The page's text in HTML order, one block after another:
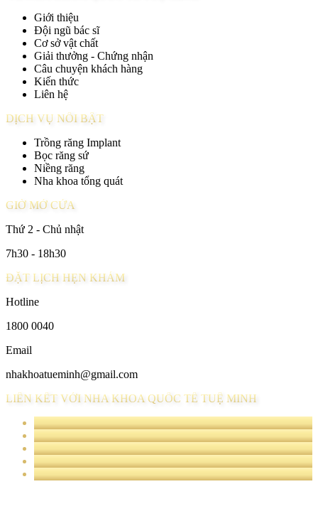
Giới thiệu
Đội ngũ bác sĩ
Cơ sở vật chất
Giải thưởng - Chứng nhận
Câu chuyện khách hàng
Kiến thức
Liên hệ
DỊCH VỤ NỔI BẬT
Trồng răng Implant
Bọc răng sứ
Niềng răng
Nha khoa tổng quát
GIỜ MỞ CỬA
Thứ 2 - Chủ nhật
7h30 - 18h30
ĐẶT LỊCH HẸN KHÁM
Hotline
1800 0040
Email
nhakhoatueminh@gmail.com
LIÊN KẾT VỚI NHA KHOA QUỐC TẾ TUỆ MINH